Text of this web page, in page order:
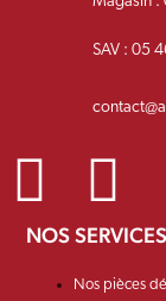
SAV : 05
NOS SERVICES
Nos pièces